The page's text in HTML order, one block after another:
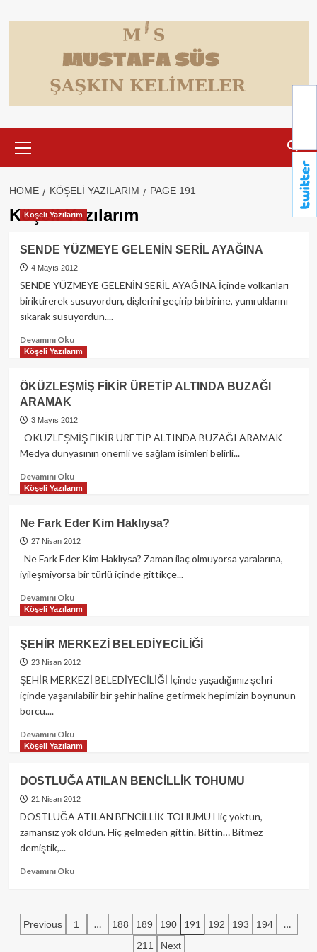
to
Menu
HOME KÖŞELI YAZILARIM PAGE 191
Köşeli Yazılarım
Köşeli Yazılarım
SENDE YÜZMEYE GELENİN SERİL AYAĞINA
4 Mayıs 2012
SENDE YÜZMEYE GELENİN SERİL AYAĞINA İçinde volkanları
biriktirerek susuyordun, dişlerini geçirip birbirine, yumruklarını
sıkarak susuyordun....
Devamını OkuRead
more
SENDE
YÜZMEYE
SERİL
AYAĞINA
Köşeli Yazılarım
ÖKÜZLEŞMİŞ FİKİR ÜRETİP ALTINDA BUZAĞI
ARAMAK
3 Mayıs 2012
ÖKÜZLEŞMİŞ FİKİR ÜRETİP ALTINDA BUZAĞI ARAMAK
Medya dünyasının önemli ve sağlam isimleri belirli...
Devamını OkuRead
more
FİKİR
ÜRETİP
ALTINDA
BUZAĞI
Köşeli Yazılarım
Ne Fark Eder Kim Haklıysa?
27 Nisan 2012
Ne Fark Eder Kim Haklıysa? Zaman ilaç olmuyorsa yaralarına,
iyileşmiyorsa bir türlü içinde gittikçe...
Devamını OkuRead
more
Fark
Eder
Kim
Haklıysa?
Köşeli Yazılarım
ŞEHİR MERKEZİ BELEDİYECİLİĞİ
23 Nisan 2012
ŞEHİR MERKEZİ BELEDİYECİLİĞİ İçinde yaşadığımız şehri
içinde yaşanılabilir bir şehir haline getirmek hepimizin boynunun
borcu....
Devamını OkuRead
more
ŞEHİR
MERKEZİ
BELEDİYECİLİĞİ
Köşeli Yazılarım
DOSTLUĞA ATILAN BENCİLLİK TOHUMU
21 Nisan 2012
DOSTLUĞA ATILAN BENCİLLİK TOHUMU Hiç yoktun,
zamansız yok oldun. Hiç gelmeden gittin. Bittin… Bitmez
demiştik,...
Devamını OkuRead
ATILAN
BENCİLLİK
Yazı
Previous 1 … 188 189 190 191 192 193 194 …
211 Next